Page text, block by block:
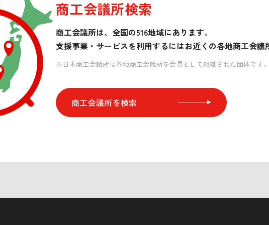
商工会議所検索
商工会議所は、全国の516地域にあります。
支援事業・サービスを利用するにはお近くの各地商工会議
※日本商工会議所は各地商工会議所を会員として組織された団体です。
商工会議所を検索